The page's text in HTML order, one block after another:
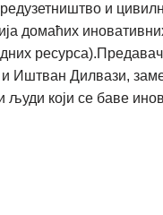
и
домаћих
Иштван Дилвази,
људи који се баве